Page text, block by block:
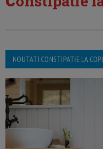
NOUTATI CONSTIPATIE LA